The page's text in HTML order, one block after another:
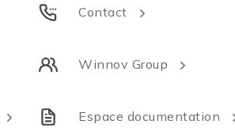
Contact
Winnov Group
Espace documentation